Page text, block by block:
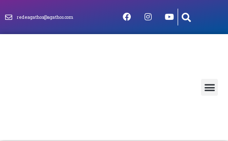
redeagathos@agathos.com